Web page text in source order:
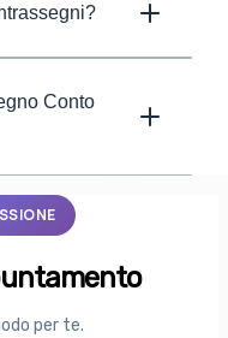
Conto
per te.